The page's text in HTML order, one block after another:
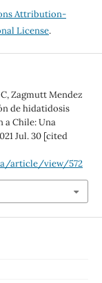
Attribution-
License.
Zagmutt Mendez
de hidatidosis
a Chile: Una
Jul. 30 [cited
article/view/572